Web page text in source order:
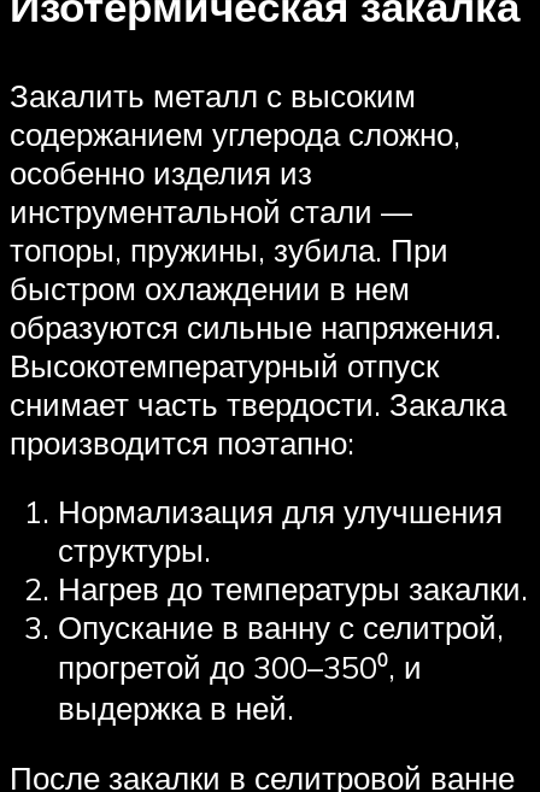
Закалить металл с высоким
содержанием углерода сложно,
особенно изделия из
инструментальной стали —
топоры, пружины, зубила. При
быстром охлаждении в нем
образуются сильные напряжения.
Высокотемпературный отпуск
снимает часть твердости. Закалка
производится поэтапно:
Нормализация для улучшения
структуры.
Нагрев до температуры закалки.
Опускание в ванну с селитрой,
прогретой до 300–350⁰, и
выдержка в ней.
После закалки в селитровой ванне